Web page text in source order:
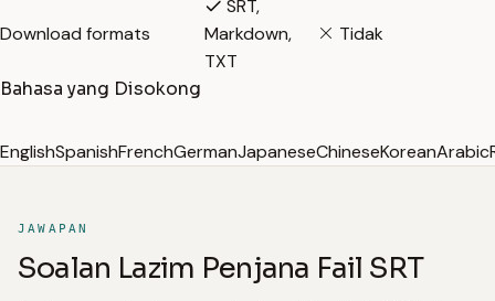
Download formats
SRT,
Markdown,
TXT
Tidak
Bahasa yang Disokong
EnglishSpanishFrenchGermanJapaneseChineseKoreanArabic
JAWAPAN
Soalan Lazim Penjana Fail SRT